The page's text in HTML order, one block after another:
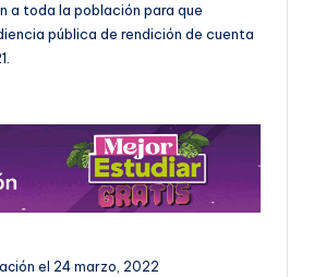
a toda la población para que
pública de rendición de cuenta
el 24 marzo, 2022